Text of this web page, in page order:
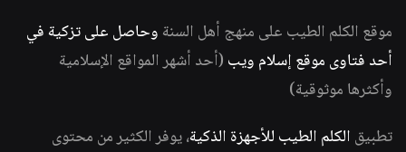
موقع الكلم الطيب على منهج أهل السنة وحاصل على تزكية في
أحد فتاوى موقع إسلام ويب (أحد أشهر المواقع الإسلامية
وأكثرها موثوقية)
تطبيق الكلم الطيب للأجهزة الذكية، يوفر الكثير من محتوى